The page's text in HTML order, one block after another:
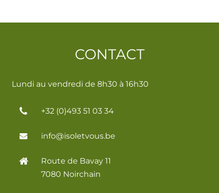
CONTACT
Lundi au vendredi de 8h30 à 16h30
+32 (0)493 51 03 34
info@isoletvous.be
Route de Bavay 11
7080 Noirchain